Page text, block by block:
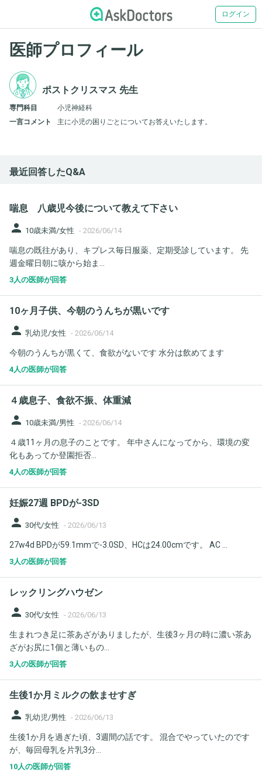
ログイン
医師プロフィール
ポストクリスマス 先生
専門科目
小児神経科
一言コメント
主に小児の困りごとについてお答えいたします。
最近回答したQ&A
喘息 八歳児今後について教えて下さい
person 10歳未満/女性 - 2026/06/14
喘息の既往があり、キプレス毎日服薬、定期受診しています。 先
週金曜日朝に咳から始ま...
3人の医師が回答
10ヶ月子供、今朝のうんちが黒いです
person 乳幼児/女性 - 2026/06/14
今朝のうんちが黒くて、食欲がないです 水分は飲めてます
4人の医師が回答
４歳息子、食欲不振、体重減
person 10歳未満/男性 - 2026/06/14
４歳11ヶ月の息子のことです。 年中さんになってから、環境の変
化もあってか登園拒否...
4人の医師が回答
妊娠27週 BPDが-3SD
person 30代/女性 - 2026/06/13
27w4d BPDが59.1mmで-3.0SD、HCは24.00cmです。 AC ...
3人の医師が回答
レックリングハウゼン
person 30代/女性 - 2026/06/13
生まれつき足に茶あざがありましたが、生後3ヶ月の時に濃い茶あ
ざがお尻に1個と薄いもの...
3人の医師が回答
生後1か月ミルクの飲ませすぎ
person 乳幼児/男性 - 2026/06/13
生後1か月を過ぎた頃、3週間の話です。 混合でやっていたのです
が、毎回母乳を片乳3分...
10人の医師が回答